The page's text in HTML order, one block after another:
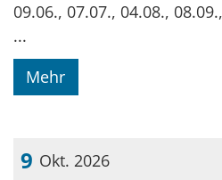
09.06., 07.07., 04.08.,
...
Mehr
9 Okt. 2026